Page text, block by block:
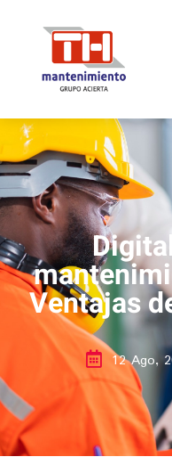
Ventajas
12 Ago,